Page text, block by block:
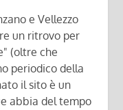
e Vellezzo
un ritrovo per
(oltre che
periodico della
il sito è un
abbia del tempo